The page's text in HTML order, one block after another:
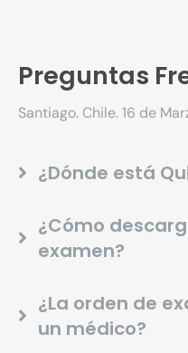
Preguntas
Santiago. Chile. 16 de
¿Dónde está
¿Cómo
examen?
¿La orden de
un médico?